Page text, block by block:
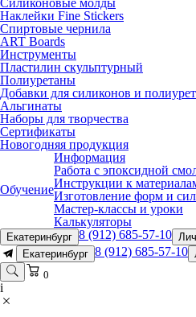
Силиконовые молды
Наклейки Fine Stickers
Спиртовые чернила
ART Boards
Инструменты
Пластилин скульптурный
Полиуретаны
Добавки для силиконов и
Альгинаты
Наборы для творчества
Сертификаты
Новогодняя продукция
Обучение
Информация
Работа с эпоксидной
Инструкции к
Изготовление форм и
Мастер-классы и уроки
Калькуляторы
Екатеринбург 8 (912) 685-57-10
Екатеринбург 8 (912) 685-57-10
0
i